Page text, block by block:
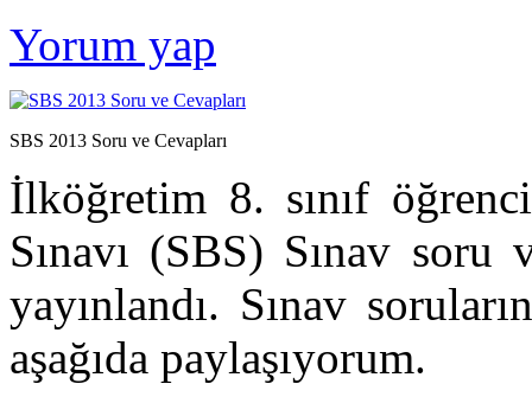
Yorum yap
SBS 2013 Soru ve Cevapları
İlköğretim 8. sınıf
Sınavı (SBS) Sınav
yayınlandı. Sınav
aşağıda paylaşıyorum.